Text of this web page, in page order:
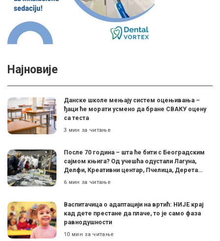
Најновије
Данске школе мењају систем оцењивања –
ђаци ће морати усмено да бране СВАКУ оцену
са теста
3 мин за читање
После 70 година – шта ће бити с Београдским
сајмом књига? Од учешћа одустали Лагуна,
Делфи, Креативни центар, Пчелица, Дерета…
6 мин за читање
Васпитачица о адаптацији на вртић: НИЈЕ крај
кад дете престане да плаче, то је само фаза
равнодушности
10 мин за читање